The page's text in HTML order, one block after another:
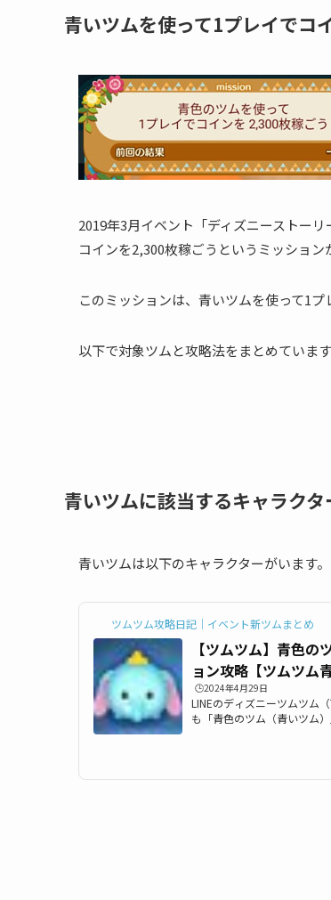
青いツムを使って1プレイでコ
2019年3月イベント「ディズニーストー
コインを2,300枚稼ごうというミッション
このミッションは、青いツムを使って1プ
以下で対象ツムと攻略法をまとめています
青いツムに該当するキャラクタ
青いツムは以下のキャラクターがいます。
ツムツム攻略日記｜イベント新ツムまとめ
【ツムツム】青色
ョン攻略【ツムツム
🕒️2024年4月29日
LINEのディズニーツムツム
も「青色のツム（青いツム
攻略情報などを紹介します
（モンスターズ・インク）